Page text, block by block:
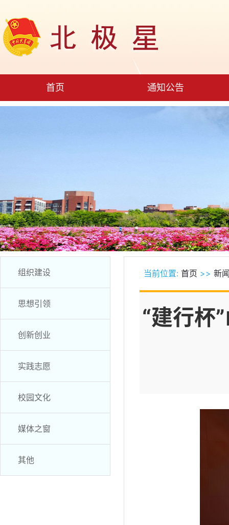
首页 通知公告
组织建设
思想引领
创新创业
实践志愿
校园文化
媒体之窗
其他
当前位置: 首页 >> 新
“建行杯